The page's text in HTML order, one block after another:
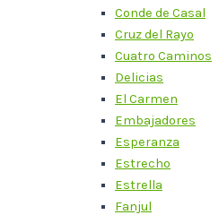
Conde de Casal
Cruz del Rayo
Cuatro Caminos
Delicias
El Carmen
Embajadores
Esperanza
Estrecho
Estrella
Fanjul